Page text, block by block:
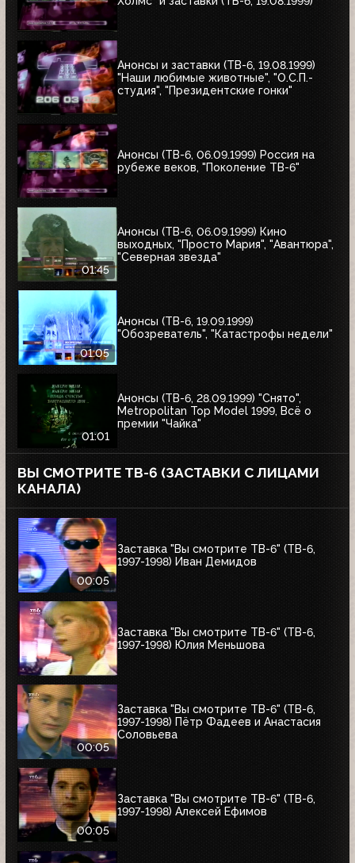
Анонсы и заставки (ТВ-6, 19.08.1999)
"Наши любимые животные", "О.С.П.-
студия", "Президентские гонки"
Анонсы (ТВ-6, 06.09.1999) Россия на
рубеже веков, "Поколение ТВ-6"
01:45
Анонсы (ТВ-6, 06.09.1999) Кино
выходных, "Просто Мария", "Авантюра",
"Северная звезда"
01:05
Анонсы (ТВ-6, 19.09.1999)
"Обозреватель", "Катастрофы недели"
01:01
Анонсы (ТВ-6, 28.09.1999) "Снято",
Metropolitan Top Model 1999, Всё о
премии "Чайка"
ВЫ СМОТРИТЕ ТВ-6 (ЗАСТАВКИ С ЛИЦАМИ
КАНАЛА)
00:05
Заставка "Вы смотрите ТВ-6" (ТВ-6,
1997-1998) Иван Демидов
Заставка "Вы смотрите ТВ-6" (ТВ-6,
1997-1998) Юлия Меньшова
00:05
Заставка "Вы смотрите ТВ-6" (ТВ-6,
1997-1998) Пётр Фадеев и Анастасия
Соловьева
00:05
Заставка "Вы смотрите ТВ-6" (ТВ-6,
1997-1998) Алексей Ефимов